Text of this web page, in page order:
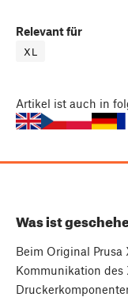
Relevant für
XL
Artikel ist auch in
Was ist
Beim Original
Kommunikation des